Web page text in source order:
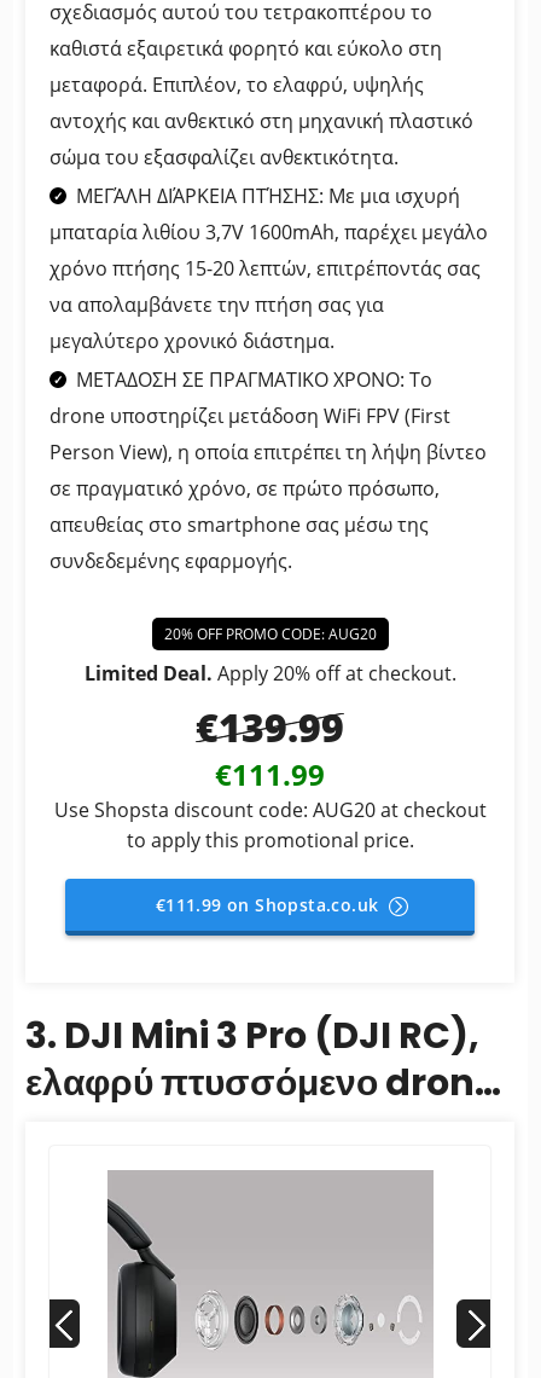
σχεδιασμός αυτού του τετρακοπτέρου το
καθιστά εξαιρετικά φορητό και εύκολο στη
μεταφορά. Επιπλέον, το ελαφρύ, υψηλής
αντοχής και ανθεκτικό στη μηχανική πλαστικό
σώμα του εξασφαλίζει ανθεκτικότητα.
ΜΕΓΆΛΗ ΔΙΆΡΚΕΙΑ ΠΤΉΣΗΣ: Με μια ισχυρή
μπαταρία λιθίου 3,7V 1600mAh, παρέχει μεγάλο
χρόνο πτήσης 15-20 λεπτών, επιτρέποντάς σας
να απολαμβάνετε την πτήση σας για
μεγαλύτερο χρονικό διάστημα.
ΜΕΤΑΔΟΣΗ ΣΕ ΠΡΑΓΜΑΤΙΚΟ ΧΡΟΝΟ: Το
drone υποστηρίζει μετάδοση WiFi FPV (First
Person View), η οποία επιτρέπει τη λήψη βίντεο
σε πραγματικό χρόνο, σε πρώτο πρόσωπο,
απευθείας στο smartphone σας μέσω της
συνδεδεμένης εφαρμογής.
20% OFF PROMO CODE: AUG20
Limited Deal. Apply 20% off at checkout.
€139.99
€111.99
Use Shopsta discount code: AUG20 at checkout
to apply this promotional price.
€111.99 on Shopsta.co.uk
3. DJI Mini 3 Pro (DJI RC),
ελαφρύ πτυσσόμενο drone
βίντεο,...